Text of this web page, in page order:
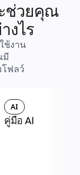
ะช่วยคุณ
งไร
ช้งาน
มี
โฟลว์
AI
คู่มือ AI